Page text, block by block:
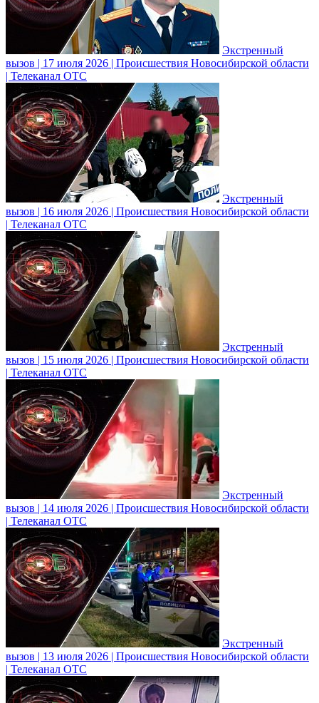
Экстренный
вызов | 17 июля 2026 | Происшествия Новосибирской области
| Телеканал ОТС
Экстренный
вызов | 16 июля 2026 | Происшествия Новосибирской области
| Телеканал ОТС
Экстренный
вызов | 15 июля 2026 | Происшествия Новосибирской области
| Телеканал ОТС
Экстренный
вызов | 14 июля 2026 | Происшествия Новосибирской области
| Телеканал ОТС
Экстренный
вызов | 13 июля 2026 | Происшествия Новосибирской области
| Телеканал ОТС